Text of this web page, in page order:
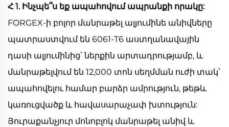
Հ 1. Ինչպե՞ս եք ապահովում ապրանքի որակը:
FORGEX-ի բոլոր մանրաթել ալյումինե անիվները
պատրաստվում են 6061-T6 աստղանավային
դասի ալյումինից՝ ներքին արտադրությամբ, և
մանրաթելվում են 12,000 տոն սեղմման ուժի տակ՝
ապահովելու համար բարձր ամրություն, թեթև
կառուցվածք և հավասարաչափ խտություն:
Յուրաքանչյուր մոնոբլոկ մանրաթել անիվ և